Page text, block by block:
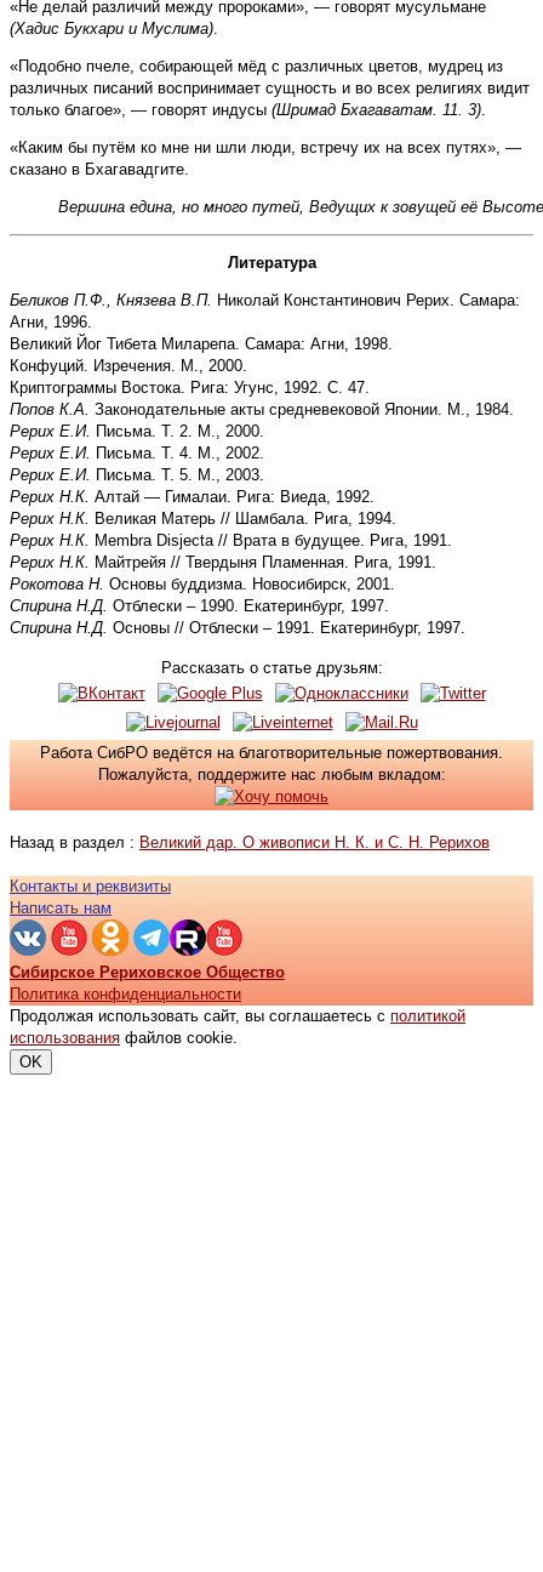
«Не делай различий между пророками», — говорят мусульмане
(Хадис Букхари и Муслима)
«Подобно пчеле, собирающей мёд с различных цветов, мудрец из
различных писаний воспринимает сущность и во всех религиях видит
только благое», — говорят индусы (Шримад Бхагаватам. 11. 3)
«Каким бы путём ко мне ни шли люди, встречу их на всех путях», —
сказано в Бхагавадгите.
Литература
Беликов П.Ф., Князева В.П. Николай Константинович Рерих. Самара:
Агни, 1996.
Великий Йог Тибета Миларепа. Самара: Агни, 1998.
Конфуций. Изречения. М., 2000.
Криптограммы Востока. Рига: Угунс, 1992. С. 47.
Попов К.А. Законодательные акты средневековой Японии. М., 1984.
Рерих Е.И. Письма. Т. 2. М., 2000.
Рерих Е.И. Письма. Т. 4. М., 2002.
Рерих Е.И. Письма. Т. 5. М., 2003.
Рерих Н.К. Алтай — Гималаи. Рига: Виеда, 1992.
Рерих Н.К. Великая Матерь // Шамбала. Рига, 1994.
Рерих Н.К. Membra Disjecta // Врата в будущее. Рига, 1991.
Рерих Н.К. Майтрейя // Твердыня Пламенная. Рига, 1991.
Рокотова Н. Основы буддизма. Новосибирск, 2001.
Спирина Н.Д. Отблески – 1990. Екатеринбург, 1997.
Спирина Н.Д. Основы // Отблески – 1991. Екатеринбург, 1997.
Рассказать о статье друзьям:
Работа СибРО ведётся на благотворительные пожертвования.
Пожалуйста, поддержите нас любым вкладом:
Назад в раздел : Великий дар. О живописи Н. К. и С. Н. Рерихов
Контакты и реквизиты
Написать нам
Сибирское Рериховское Общество
Политика конфиденциальности
Продолжая использовать сайт, вы соглашаетесь с политикой
использования файлов cookie.
OK